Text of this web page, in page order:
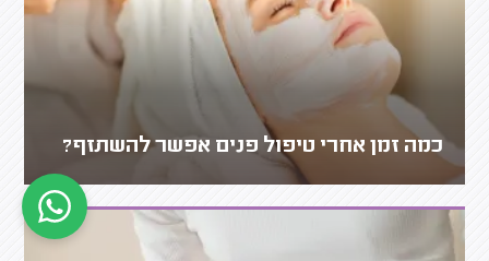
כמה זמן אחרי טיפול פנים אפשר להשתזף?